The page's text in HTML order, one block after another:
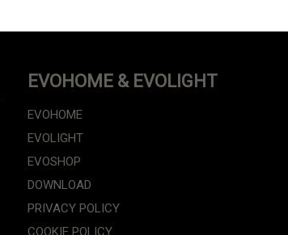
EVOHOME & EVOLIGHT
EVOHOME
EVOLIGHT
EVOSHOP
DOWNLOAD
PRIVACY POLICY
COOKIE POLICY